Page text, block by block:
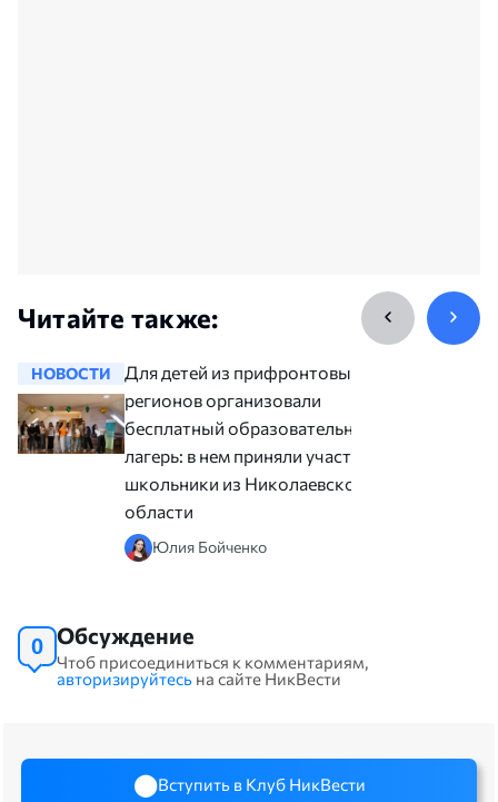
Читайте также:
НОВОСТИ
Для детей из прифронтовых
регионов организовали
бесплатный образовательный
лагерь: в нем приняли участие
школьники из Николаевской
области
Юлия Бойченко
0 Обсуждение
Чтоб присоединиться к комментариям,
авторизируйтесь на сайте НикВести
Вступить в Клуб НикВести